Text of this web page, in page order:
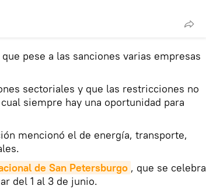
pese a las sanciones varias empresas
sectoriales y que las restricciones no
siempre hay una oportunidad para
mencionó el de energía, transporte,
de San Petersburgo , que se celebra
del 1 al 3 de junio.